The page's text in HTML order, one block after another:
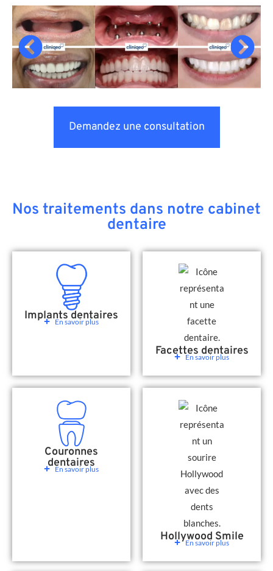
Demandez une consultation
Nos traitements dans notre cabinet
dentaire
Implants dentaires
En savoir plus
Facettes dentaires
En savoir plus
Couronnes
dentaires
En savoir plus
Hollywood Smile
En savoir plus